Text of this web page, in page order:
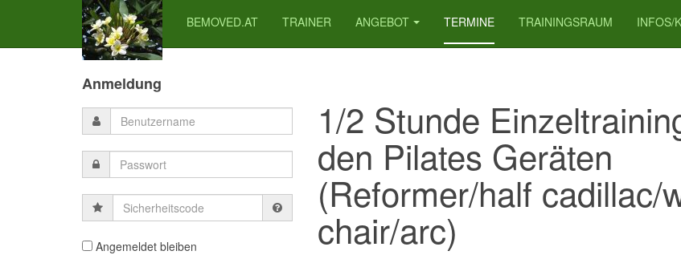
BEMOVED.AT TRAINER ANGEBOT TERMINE TRAININGSRAUM INFOS/
1/2 Stunde
den Pilates Geräten
(Reformer/half cadillac/
chair/arc)
Anmeldung
Sicherheitscode
Angemeldet bleiben
PreviousPrevious